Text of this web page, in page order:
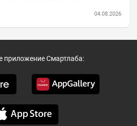
04.08.2026
приложение Смартлаба: